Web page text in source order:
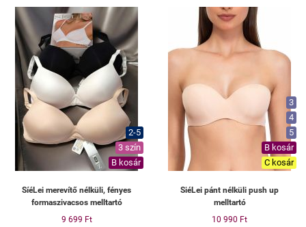
✔ Szivacs nélkül –
természetes érzet
✔ Nem izzaszt, nem irritál
✔ Ideális egész napos
Ha eleged van a kényelmetlen
melltartókból, ezt észre sem
fogod venni napközben.
2-5
3 szín
B kosár
SíéLei merevítő nélküli, fényes
formaszivacsos melltartó
9 699 Ft
3
4
5
B kosár
C kosár
SiéLei pánt nélküli push up
melltartó
10 990 Ft